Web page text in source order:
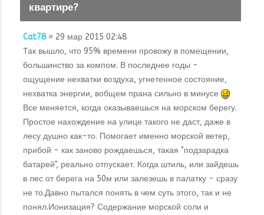
квартире?
Cat78» 29 мар 2015 02:48
Так вышло, что 95% времени провожу в помещении,
большинство за компом. В последнее годы -
ощущение нехватки воздуха, угнетенное состояние,
нехватка энергии, вобщем прана сильно в минусе
Все меняется, когда оказываешься на морском берегу.
Простое нахождение на улице такого не даст, даже в
лесу душно как-то. Помогает именно морской ветер,
прибой - как заново рождаешься, такая "подзарадка
батарей", реально отпускает. Когда штиль, или зайдешь
в лес от берега на 50м или залезешь в палатку - сразу
не то.Давно пытался понять в чем суть этого, так и не
понял.Ионизация? Содержание морской соли и